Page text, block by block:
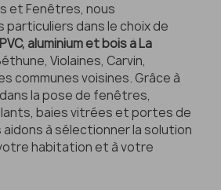
et Fenêtres, nous
particuliers dans le choix de
aluminium et bois à La
Violaines, Carvin,
communes voisines. Grâce à
la pose de fenêtres,
baies vitrées et portes de
aidons à sélectionner la solution
habitation et à votre